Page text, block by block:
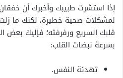
إذا استشرت طبيبك وأخبرك أن
لمشكلات صحية خطيرة، لكنك ما
قلبك السريع ورفرفته؛ فإليكَ بعض
بسرعة نبضات القلب:
تهدئة النفس.